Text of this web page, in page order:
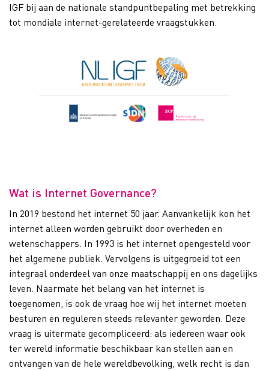
IGF bij aan de nationale standpuntbepaling met betrekking
tot mondiale internet-gerelateerde vraagstukken.
Wat is Internet Governance?
In 2019 bestond het internet 50 jaar. Aanvankelijk kon het
internet alleen worden gebruikt door overheden en
wetenschappers. In 1993 is het internet opengesteld voor
het algemene publiek. Vervolgens is uitgegroeid tot een
integraal onderdeel van onze maatschappij en ons dagelijks
leven. Naarmate het belang van het internet is
toegenomen, is ook de vraag hoe wij het internet moeten
besturen en reguleren steeds relevanter geworden. Deze
vraag is uitermate gecompliceerd: als iedereen waar ook
ter wereld informatie beschikbaar kan stellen aan en
ontvangen van de hele wereldbevolking, welk recht is dan